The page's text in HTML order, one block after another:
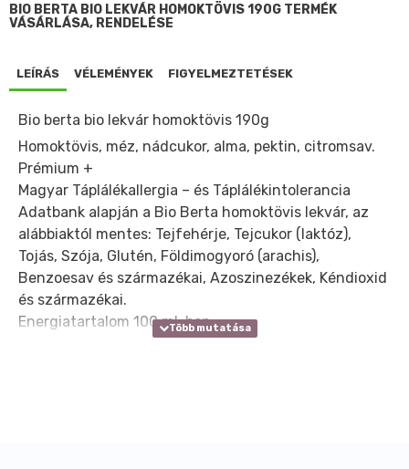
BIO BERTA BIO LEKVÁR HOMOKTÖVIS 190G TERMÉK
VÁSÁRLÁSA, RENDELÉSE
LEÍRÁS VÉLEMÉNYEK FIGYELMEZTETÉSEK
Bio berta bio lekvár homoktövis 190g
Homoktövis, méz, nádcukor, alma, pektin, citromsav.
Prémium +
Magyar Táplálékallergia – és Táplálékintolerancia
Adatbank alapján a Bio Berta homoktövis lekvár, az
alábbiaktól mentes: Tejfehérje, Tejcukor (laktóz),
Tojás, Szója, Glutén, Földimogyoró (arachis),
Benzoesav és származékai, Azoszinezékek, Kéndioxid
és származékai.
Energiatartalom 100 ml-ben:
Energia: 700 KJ / 168 kcal